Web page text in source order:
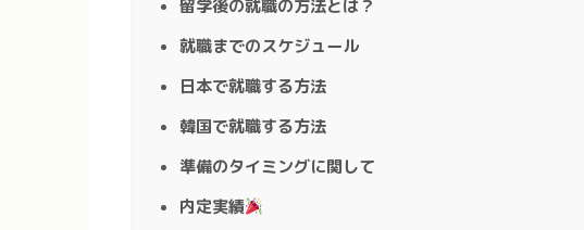
留学後の就職の方法とは？
就職までのスケジュール
日本で就職する方法
韓国で就職する方法
準備のタイミングに関して
内定実績